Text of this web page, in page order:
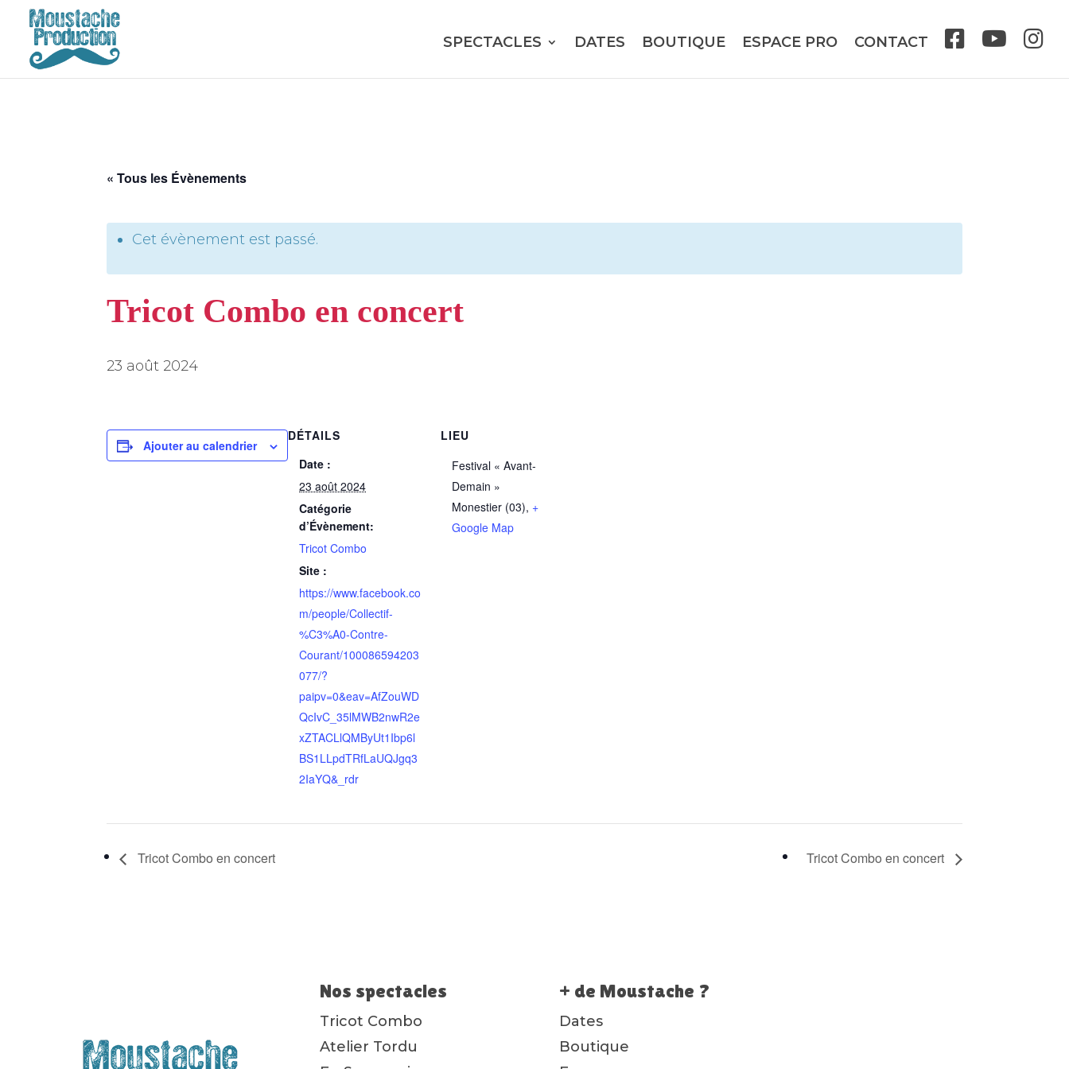
SPECTACLES DATES BOUTIQUE ESPACE PRO CONTACT
« Tous les Évènements
Cet évènement est passé.
Tricot Combo en concert
23 août 2024
Ajouter au calendrier
DÉTAILS
Date :
23 août 2024
Catégorie
d’Évènement:
Tricot Combo
Site :
https://www.facebook.co
m/people/Collectif-
%C3%A0-Contre-
Courant/100086594203
077/?
paipv=0&eav=AfZouWD
QcIvC_35lMWB2nwR2e
xZTACLlQMByUt1Ibp6l
BS1LLpdTRfLaUQJgq3
2IaYQ&_rdr
LIEU
Festival « Avant-
Demain »
Monestier (03), +
Google Map
Tricot Combo en concert Tricot Combo en concert
Nos spectacles
Tricot Combo
Atelier Tordu
+ de Moustache ?
Dates
Boutique